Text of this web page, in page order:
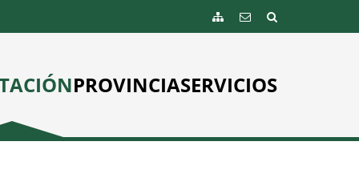
PROVINCIASERVICIOS